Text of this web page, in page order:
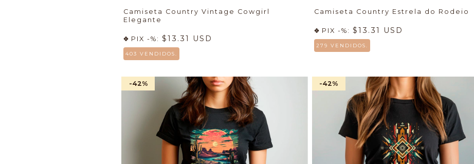
Camiseta Country Vintage Cowgirl
Elegante
PIX -%: $13.31 USD
403 VENDIDOS.
Camiseta Country Estrela do Rodeio
PIX -%: $13.31 USD
279 VENDIDOS.
-42% -42%